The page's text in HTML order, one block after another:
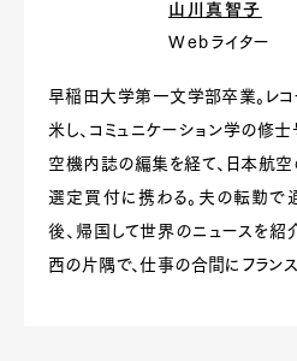
山川真智子
Webライター
早稲田大学第一文学部卒業。レ
米し、コミュニケーション学の修
空機内誌の編集を経て、日本航空
選定買付に携わる。夫の転勤
後、帰国して世界のニュースを紹
西の片隅で、仕事の合間にフラン